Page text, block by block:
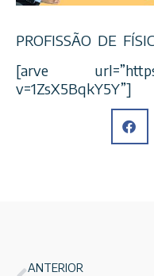
PROFISSÃO DE
[arve url=”https://
v=1ZsX5BqkY5Y”]
ANTERIOR